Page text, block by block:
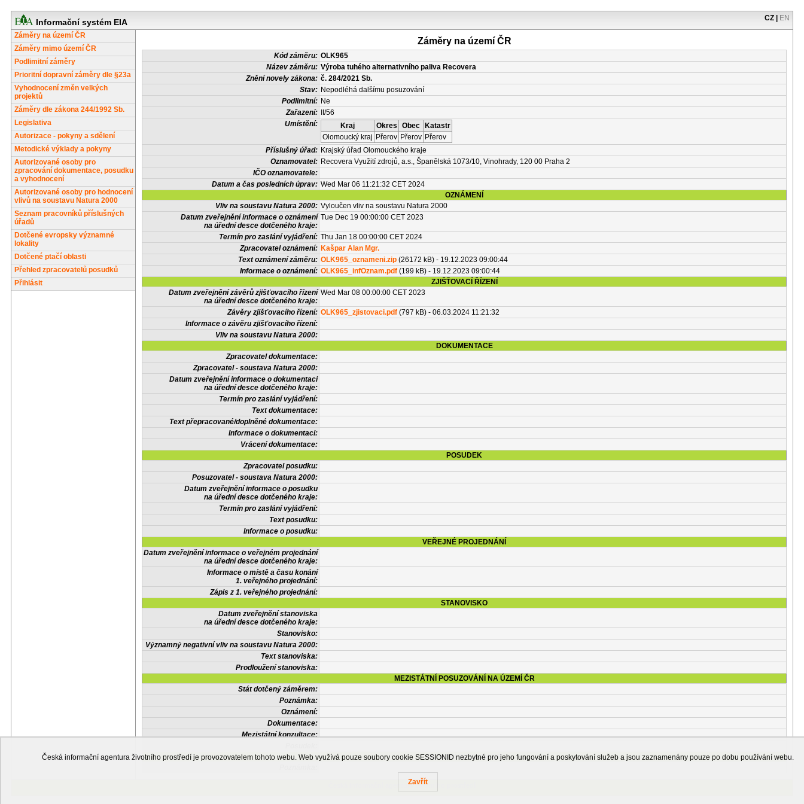
Informační systém EIA CZ EN
Záměry na území ČR
Záměry mimo území ČR
Podlimitní záměry
Prioritní dopravní záměry dle §23a
Vyhodnocení změn velkých
projektů
Záměry dle zákona 244/1992 Sb.
Legislativa
Autorizace - pokyny a sdělení
Metodické výklady a pokyny
Autorizované osoby pro
zpracování dokumentace, posudku
a vyhodnocení
Autorizované osoby pro hodnocení
vlivů na soustavu Natura 2000
Seznam pracovníků příslušných
úřadů
Dotčené evropsky významné
lokality
Dotčené ptačí oblasti
Přehled zpracovatelů posudků
Přihlásit
Záměry na území ČR
Kód záměru: OLK965
Název záměru: Výroba tuhého alternativního paliva Recovera
Znění novely zákona: č. 284/2021 Sb.
Stav: Nepodléhá dalšímu posuzování
Podlimitní: Ne
Zařazení:
II/56
Umístění:
Kraj Okres Obec
Katastr
Olomoucký kraj Přerov Přerov Přerov
Příslušný úřad: Krajský úřad Olomouckého kraje
Oznamovatel: Recovera Využití zdrojů, a.s., Španělská 1073/10, Vinohrady, 120 00 Praha 2
IČO oznamovatele:
Datum a čas posledních úprav: Wed Mar 06 11:21:32 CET 2024
OZNÁMENÍ
Vliv na soustavu Natura 2000: Vyloučen vliv na soustavu Natura 2000
Datum zveřejnění informace o oznámení
na úřední desce dotčeného kraje:
Tue Dec 19 00:00:00 CET 2023
Termín pro zaslání vyjádření: Thu Jan 18 00:00:00 CET 2024
Zpracovatel oznámení: Kašpar Alan Mgr.
Text oznámení záměru: OLK965_oznameni.zip (26172 kB) - 19.12.2023 09:00:44
Informace o oznámení: OLK965_infOznam.pdf (199 kB) - 19.12.2023 09:00:44
ZJIŠŤOVACÍ ŘÍZENÍ
Datum zveřejnění závěrů zjišťovacího řízení
na úřední desce dotčeného kraje:
Wed Mar 08 00:00:00 CET 2023
Závěry zjišťovacího řízení: OLK965_zjistovaci.pdf (797 kB) - 06.03.2024 11:21:32
Informace o závěru zjišťovacího řízení:
Vliv na soustavu Natura 2000:
DOKUMENTACE
Zpracovatel dokumentace:
Zpracovatel - soustava Natura 2000:
Datum zveřejnění informace o dokumentaci
na úřední desce dotčeného kraje:
Termín pro zaslání vyjádření:
Text dokumentace:
Text přepracované/doplněné dokumentace:
Informace o dokumentaci:
Vrácení dokumentace:
POSUDEK
Zpracovatel posudku:
Posuzovatel - soustava Natura 2000:
Datum zveřejnění informace o posudku
na úřední desce dotčeného kraje:
Termín pro zaslání vyjádření:
Text posudku:
Informace o posudku:
VEŘEJNÉ PROJEDNÁNÍ
Datum zveřejnění informace o veřejném projednání
na úřední desce dotčeného kraje:
Informace o místě a času konání
1. veřejného projednání:
Zápis z 1. veřejného projednání:
STANOVISKO
Datum zveřejnění stanoviska
na úřední desce dotčeného kraje:
Stanovisko:
Významný negativní vliv na soustavu Natura 2000:
Text stanoviska:
Prodloužení stanoviska:
MEZISTÁTNÍ POSUZOVÁNÍ NA ÚZEMÍ ČR
Stát dotčený záměrem:
Poznámka:
Oznámení:
Dokumentace:
Mezistátní konzultace:
OSTATNÍ INFORMACE
Česká informační agentura životního prostředí
Česká informační agentura životního prostředí je provozovatelem tohoto webu. Web využívá pouze soubory cookie SESSIONID nezbytné pro jeho fungování a poskytování služeb a jsou zaznamenány pouze po dobu používání webu.
Zavřít